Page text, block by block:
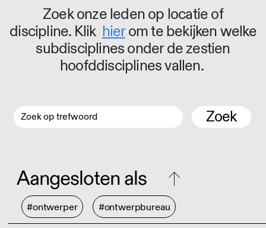
Zoek onze leden op locatie of
discipline. Klik hierom te bekijken welke
subdisciplines onder de zestien
hoofddisciplines vallen.
Zoek
Aangesloten als
#ontwerper #ontwerpbureau